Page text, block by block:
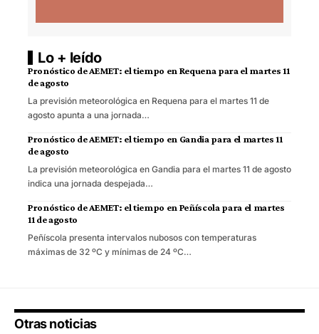
Lo + leído
Pronóstico de AEMET: el tiempo en Requena para el martes 11
de agosto
La previsión meteorológica en Requena para el martes 11 de
agosto apunta a una jornada…
Pronóstico de AEMET: el tiempo en Gandia para el martes 11
de agosto
La previsión meteorológica en Gandia para el martes 11 de agosto
indica una jornada despejada…
Pronóstico de AEMET: el tiempo en Peñíscola para el martes
11 de agosto
Peñíscola presenta intervalos nubosos con temperaturas
máximas de 32 ºC y mínimas de 24 ºC…
Otras noticias